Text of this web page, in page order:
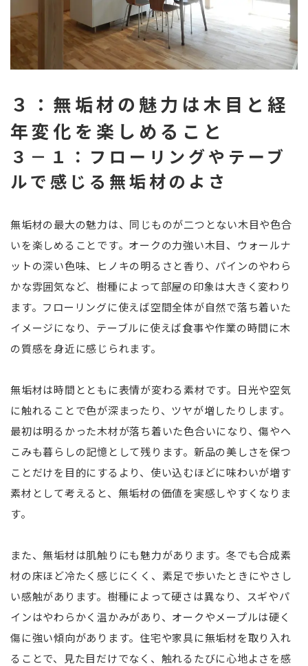
３：無垢材の魅力は木目と経
年変化を楽しめること
３－１：フローリングやテーブ
ルで感じる無垢材のよさ
無垢材の最大の魅力は、同じものが二つとない木目や色合
いを楽しめることです。オークの力強い木目、ウォールナ
ットの深い色味、ヒノキの明るさと香り、パインのやわら
かな雰囲気など、樹種によって部屋の印象は大きく変わり
ます。フローリングに使えば空間全体が自然で落ち着いた
イメージになり、テーブルに使えば食事や作業の時間に木
の質感を身近に感じられます。
無垢材は時間とともに表情が変わる素材です。日光や空気
に触れることで色が深まったり、ツヤが増したりします。
最初は明るかった木材が落ち着いた色合いになり、傷やへ
こみも暮らしの記憶として残ります。新品の美しさを保つ
ことだけを目的にするより、使い込むほどに味わいが増す
素材として考えると、無垢材の価値を実感しやすくなりま
す。
また、無垢材は肌触りにも魅力があります。冬でも合成素
材の床ほど冷たく感じにくく、素足で歩いたときにやさし
い感触があります。樹種によって硬さは異なり、スギやパ
インはやわらかく温かみがあり、オークやメープルは硬く
傷に強い傾向があります。住宅や家具に無垢材を取り入れ
ることで、見た目だけでなく、触れるたびに心地よさを感